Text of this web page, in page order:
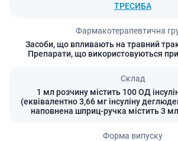
ТРЕСИБА
Фармакотерапевтична
Засоби, що впливають на травний
Препарати, що використовуються
Склад
1 мл розчину містить 100 ОД
(еквівалентно 3,66 мг інсуліну
наповнена шприц-ручка містить 3
Форма випуску